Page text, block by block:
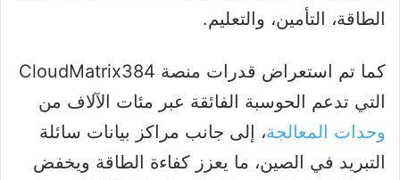
الطاقة، التأمين، والتعليم.
كما تم استعراض قدرات منصة CloudMatrix384
التي تدعم الحوسبة الفائقة عبر مئات الآلاف من
وحدات المعالجة، إلى جانب مراكز بيانات سائلة
التبريد في الصين، ما يعزز كفاءة الطاقة ويخفض